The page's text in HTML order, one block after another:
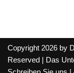
Copyright 2026 by
Reserved |
Das